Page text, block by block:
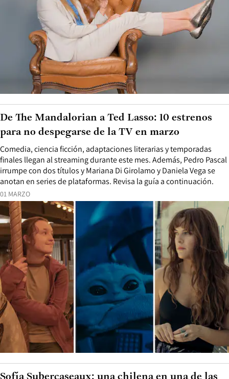
01 MARZO
Comedia, ciencia ficción, adaptaciones literarias y temporadas
finales llegan al streaming durante este mes. Además, Pedro Pascal
irrumpe con dos títulos y Mariana Di Girolamo y Daniela Vega se
anotan en series de plataformas. Revisa la guía a continuación.
De The Mandalorian a Ted Lasso: 10 estrenos
para no despegarse de la TV en marzo